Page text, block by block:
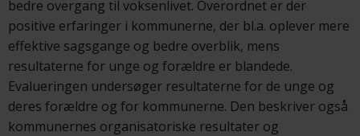
bedre overgang til voksenlivet. Overordnet er der
positive erfaringer i kommunerne, der bl.a. oplever mere
effektive sagsgange og bedre overblik, mens
resultaterne for unge og forældre er blandede.
Evalueringen undersøger resultaterne for de unge og
deres forældre og for kommunerne. Den beskriver også
kommunernes organisatoriske resultater og